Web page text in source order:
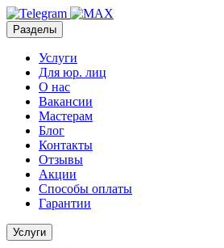
Разделы
Услуги
Для юр. лиц
О нас
Вакансии
Мастерам
Блог
Контакты
Отзывы
Акции
Способы оплаты
Гарантии
Услуги